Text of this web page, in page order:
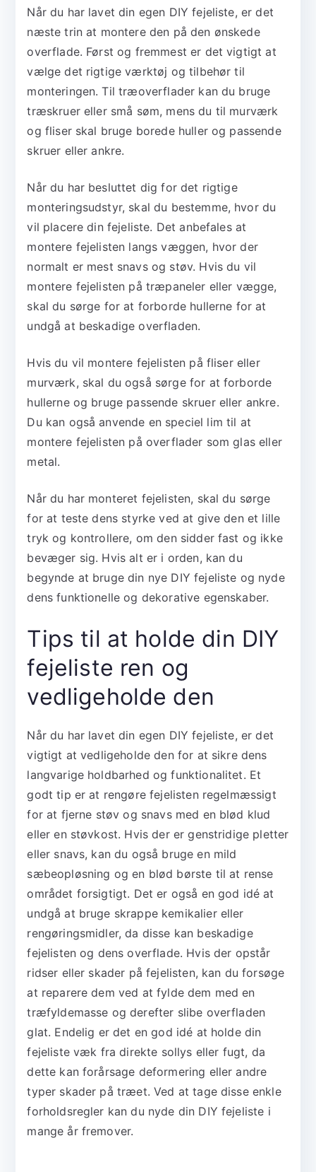
Når du har lavet din egen DIY fejeliste, er det
næste trin at montere den på den ønskede
overflade. Først og fremmest er det vigtigt at
vælge det rigtige værktøj og tilbehør til
monteringen. Til træoverflader kan du bruge
træskruer eller små søm, mens du til murværk
og fliser skal bruge borede huller og passende
skruer eller ankre.
Når du har besluttet dig for det rigtige
monteringsudstyr, skal du bestemme, hvor du
vil placere din fejeliste. Det anbefales at
montere fejelisten langs væggen, hvor der
normalt er mest snavs og støv. Hvis du vil
montere fejelisten på træpaneler eller vægge,
skal du sørge for at forborde hullerne for at
undgå at beskadige overfladen.
Hvis du vil montere fejelisten på fliser eller
murværk, skal du også sørge for at forborde
hullerne og bruge passende skruer eller ankre.
Du kan også anvende en speciel lim til at
montere fejelisten på overflader som glas eller
metal.
Når du har monteret fejelisten, skal du sørge
for at teste dens styrke ved at give den et lille
tryk og kontrollere, om den sidder fast og ikke
bevæger sig. Hvis alt er i orden, kan du
begynde at bruge din nye DIY fejeliste og nyde
dens funktionelle og dekorative egenskaber.
Tips til at holde din DIY
fejeliste ren og
vedligeholde den
Når du har lavet din egen DIY fejeliste, er det
vigtigt at vedligeholde den for at sikre dens
langvarige holdbarhed og funktionalitet. Et
godt tip er at rengøre fejelisten regelmæssigt
for at fjerne støv og snavs med en blød klud
eller en støvkost. Hvis der er genstridige pletter
eller snavs, kan du også bruge en mild
sæbeopløsning og en blød børste til at rense
området forsigtigt. Det er også en god idé at
undgå at bruge skrappe kemikalier eller
rengøringsmidler, da disse kan beskadige
fejelisten og dens overflade. Hvis der opstår
ridser eller skader på fejelisten, kan du forsøge
at reparere dem ved at fylde dem med en
træfyldemasse og derefter slibe overfladen
glat. Endelig er det en god idé at holde din
fejeliste væk fra direkte sollys eller fugt, da
dette kan forårsage deformering eller andre
typer skader på træet. Ved at tage disse enkle
forholdsregler kan du nyde din DIY fejeliste i
mange år fremover.